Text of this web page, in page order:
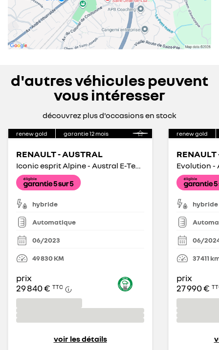
d'autres véhicules peuvent
vous intéresser
découvrez plus d'occasions en stock
renew gold garantie12 mois
RENAULT - AUSTRAL
Iconic esprit Alpine - Austral E-Tech hybrid 200
hybride
Automatique
06/2023
49 830KM
prix
29 840 € TTC
voir les détails
renew gold
hybride
06/
37 411
prix
27 990 €